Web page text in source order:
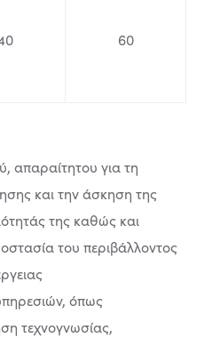
60
απαραίτητου για τη
και την άσκηση της
της καθώς και
του περιβάλλοντος
όπως
τεχνογνωσίας,